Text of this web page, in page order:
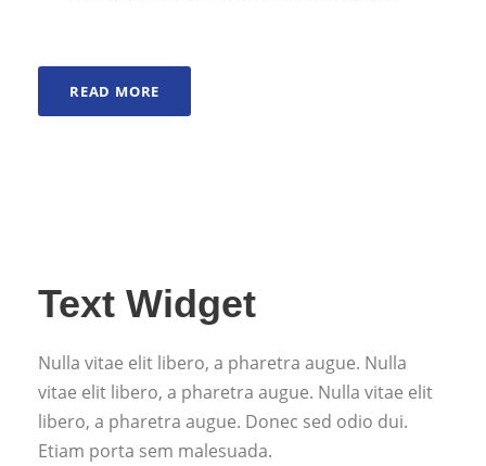
READ MORE
Text Widget
Nulla vitae elit libero, a pharetra augue. Nulla
vitae elit libero, a pharetra augue. Nulla vitae elit
libero, a pharetra augue. Donec sed odio dui.
Etiam porta sem malesuada.